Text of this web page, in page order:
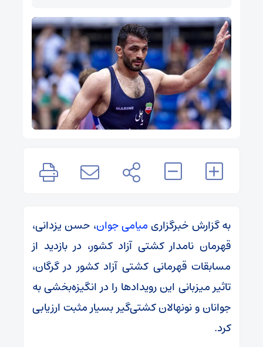
به گزارش خبرگزاری میامی جوان، حسن یزدانی،
قهرمان نامدار کشتی آزاد کشور، در بازدید از
مسابقات قهرمانی کشتی آزاد کشور در گرگان،
تاثیر میزبانی این رویدادها را در انگیزه‌بخشی به
جوانان و نونهالان کشتی‌گیر بسیار مثبت ارزیابی
کرد.